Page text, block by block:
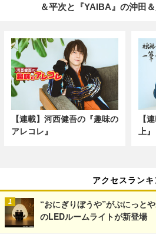
＆平次と『YAIBA』の沖田
【連載】河西健吾の『趣味の
アレコレ』
【
上』
アクセスランキ
“おにぎりぼうや”がぷにっと
のLEDルームライトが新登場